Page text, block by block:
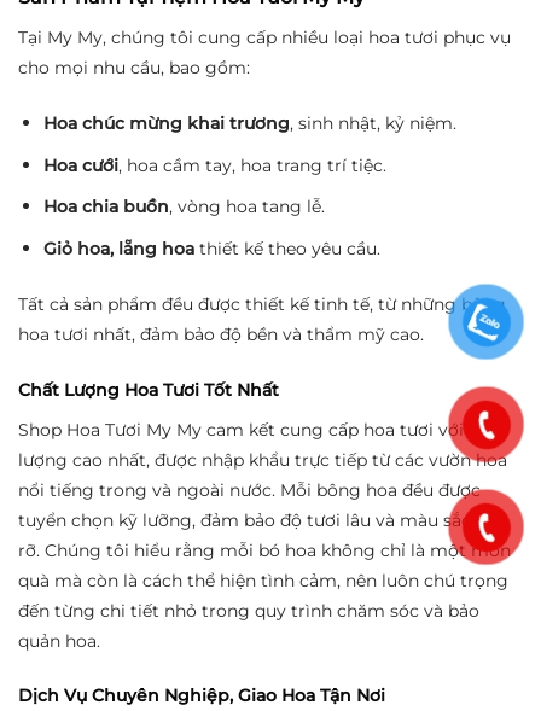
Tại My My, chúng tôi cung cấp nhiều loại hoa tươi phục vụ
cho mọi nhu cầu, bao gồm:
Hoa chúc mừng khai trương, sinh nhật, kỷ niệm.
Hoa cưới, hoa cầm tay, hoa trang trí tiệc.
Hoa chia buồn, vòng hoa tang lễ.
Giỏ hoa, lẵng hoathiết kế theo yêu cầu.
Tất cả sản phẩm đều được thiết kế tinh tế, từ những bông
hoa tươi nhất, đảm bảo độ bền và thẩm mỹ cao.
Chất Lượng Hoa Tươi Tốt Nhất
Shop Hoa Tươi My My cam kết cung cấp hoa tươi với chất
lượng cao nhất, được nhập khẩu trực tiếp từ các vườn hoa
nổi tiếng trong và ngoài nước. Mỗi bông hoa đều được
tuyển chọn kỹ lưỡng, đảm bảo độ tươi lâu và màu sắc rực
rỡ. Chúng tôi hiểu rằng mỗi bó hoa không chỉ là một món
quà mà còn là cách thể hiện tình cảm, nên luôn chú trọng
đến từng chi tiết nhỏ trong quy trình chăm sóc và bảo
quản hoa.
Dịch Vụ Chuyên Nghiệp, Giao Hoa Tận Nơi